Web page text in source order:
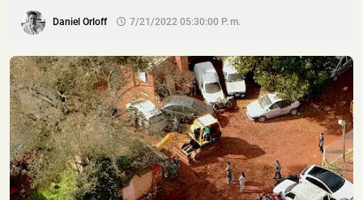
Daniel Orloff 7/21/2022 05:30:00 P. M.